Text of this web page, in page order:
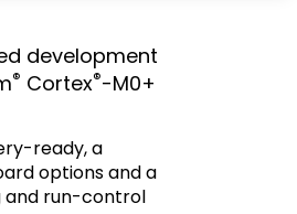
development
® Cortex®-M0+
ready, a
options and a
and run-control